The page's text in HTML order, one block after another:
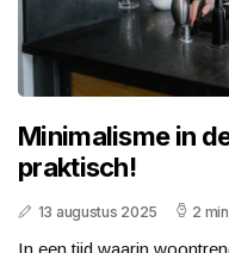
Minimalisme in
praktisch!
13 augustus 2025 2
In een tijd waarin